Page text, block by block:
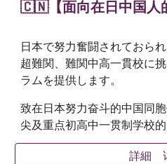
🇨🇳【面向在日中国人
日本で努力奮闘されておら
超難関、難関中高一貫校に
ラムを提供します。
致在日本努力奋斗的中国同
尖及重点初高中一贯制学校的
詳細